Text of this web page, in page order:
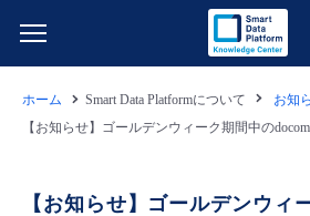
ホーム Smart Data Platformについて
お知
【お知らせ】ゴールデンウィ